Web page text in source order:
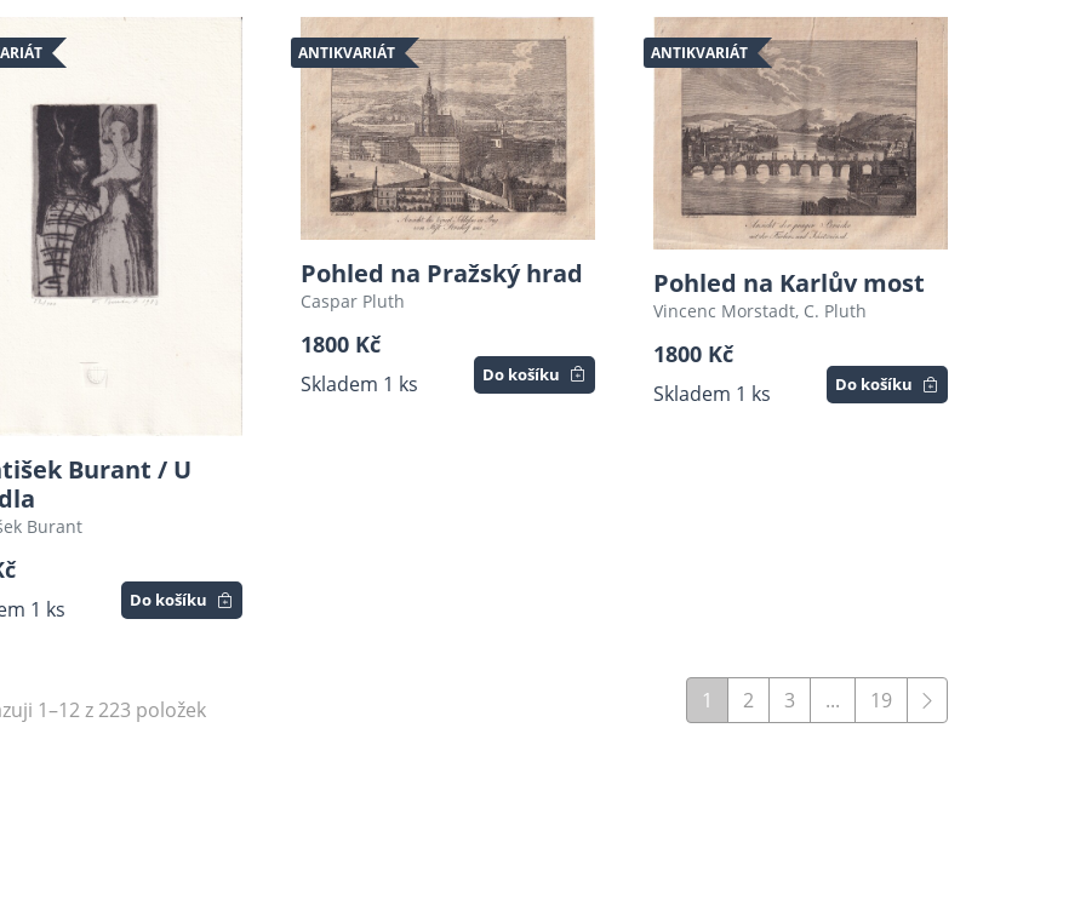
Burant / U
Burant
1 ks Do košíku
ANTIKVARIÁT
Pohled na Pražský hrad
Caspar Pluth
1800 Kč
Skladem 1 ks Do košíku
ANTIKVARIÁT
Pohled na Karlův most
Vincenc Morstadt, C. Pluth
1800 Kč
Skladem 1 ks Do košíku
1–12 z 223 položek 1 2 3 ... 19